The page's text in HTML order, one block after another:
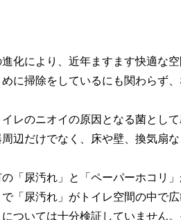
進化により、近年ますます快適な
に掃除をしているにも関わらず
レのニオイの原因となる菌として
周辺だけでなく、床や壁、換気扇
「尿汚れ」と「ペーパーホコリ
「尿汚れ」がトイレ空間の中で
については十分検証していません